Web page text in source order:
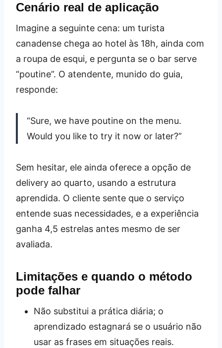
Cenário real de aplicação
Imagine a seguinte cena: um turista
canadense chega ao hotel às 18h, ainda com
a roupa de esqui, e pergunta se o bar serve
“poutine”. O atendente, munido do guia,
responde:
“Sure, we have poutine on the menu.
Would you like to try it now or later?”
Sem hesitar, ele ainda oferece a opção de
delivery ao quarto, usando a estrutura
aprendida. O cliente sente que o serviço
entende suas necessidades, e a experiência
ganha 4,5 estrelas antes mesmo de ser
avaliada.
Limitações e quando o método
pode falhar
Não substitui a prática diária; o
aprendizado estagnará se o usuário não
usar as frases em situações reais.